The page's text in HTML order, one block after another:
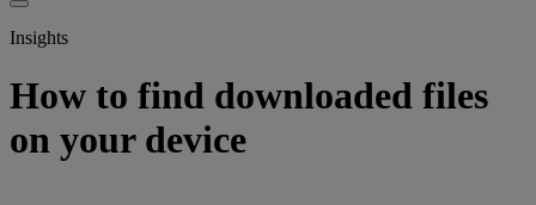
Insights
How to find downloaded files
on your device